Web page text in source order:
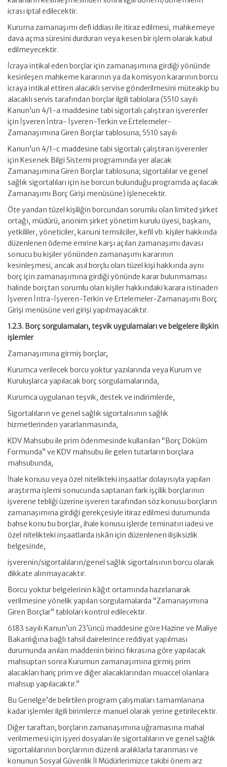
icrası iptal edilecektir.
Kuruma zamanaşımı defi iddiası ile itiraz edilmesi, mahkemeye
dava açma süresini durduran veya kesen bir işlem olarak kabul
edilmeyecektir.
İcraya intikal eden borçlar için zamanaşımına girdiği yönünde
kesinleşen mahkeme kararının ya da komisyon kararının borcu
icraya intikal ettiren alacaklı servise gönderilmesini müteakip bu
alacaklı servis tarafından borçlar ilgili tablolara (5510 sayılı
Kanun’un 4/1-a maddesine tabi sigortalı çalıştıran işverenler
için İşveren İntra- İşveren-Terkin ve Ertelemeler-
Zamanaşımına Giren Borçlar tablosuna; 5510 sayılı
Kanun’un 4/1-c maddesine tabi sigortalı çalıştıran işverenler
için Kesenek Bilgi Sistemi programında yer alacak
Zamanaşımına Giren Borçlar tablosuna; sigortalılar ve genel
sağlık sigortalıları için ise borcun bulunduğu programda açılacak
Zamanaşımı Borç Girişi menüsüne) işlenecektir.
Öte yandan tüzel kişiliğin borcundan sorumlu olan limited şirket
ortağı, müdürü, anonim şirket yönetim kurulu üyesi, başkanı,
yetkililer, yöneticiler, kanuni temsilciler, kefil vb. kişiler hakkında
düzenlenen ödeme emrine karşı açılan zamanaşımı davası
sonucu bu kişiler yönünden zamanaşımı kararının
kesinleşmesi, ancak asıl borçlu olan tüzel kişi hakkında aynı
borç için zamanaşımına girdiği yönünde karar bulunmaması
halinde borçtan sorumlu olan kişiler hakkındaki karara istinaden
İşveren İntra-İşveren-Terkin ve Ertelemeler-Zamanaşımı Borç
Girişi menüsüne veri girişi yapılmayacaktır.
1.2.3. Borç sorgulamaları, teşvik uygulamaları ve belgelere ilişkin
işlemler
Zamanaşımına girmiş borçlar;
Kurumca verilecek borcu yoktur yazılarında veya Kurum ve
Kuruluşlarca yapılacak borç sorgulamalarında,
Kurumca uygulanan teşvik, destek ve indirimlerde,
Sigortalıların ve genel sağlık sigortalısının sağlık
hizmetlerinden yararlanmasında,
KDV Mahsubu ile prim ödenmesinde kullanılan “Borç Döküm
Formunda” ve KDV mahsubu ile gelen tutarların borçlara
mahsubunda,
İhale konusu veya özel nitelikteki inşaatlar dolayısıyla yapılan
araştırma işlemi sonucunda saptanan fark işçilik borçlarının
işverene tebliği üzerine işveren tarafından söz konusu borçların
zamanaşımına girdiği gerekçesiyle itiraz edilmesi durumunda
bahse konu bu borçlar, ihale konusu işlerde teminatın iadesi ve
özel nitelikteki inşaatlarda iskân için düzenlenen ilişiksizlik
belgesinde,
işverenin/sigortalıların/genel sağlık sigortalısının borcu olarak
dikkate alınmayacaktır.
Borcu yoktur belgelerinin kâğıt ortamında hazırlanarak
verilmesine yönelik yapılan sorgulamalarda “Zamanaşımına
Giren Borçlar” tabloları kontrol edilecektir.
6183 sayılı Kanun’un 23’üncü maddesine göre Hazine ve Maliye
Bakanlığına bağlı tahsil dairelerince reddiyat yapılması
durumunda anılan maddenin birinci fıkrasına göre yapılacak
mahsuptan sonra Kurumun zamanaşımına girmiş prim
alacakları hariç prim ve diğer alacaklarından muaccel olanlara
mahsup yapılacaktır.”
Bu Genelge’de belirtilen program çalışmaları tamamlanana
kadar işlemler ilgili birimlerce manuel olarak yerine getirilecektir.
Diğer taraftan, borçların zamanaşımına uğramasına mahal
verilmemesi için işyeri dosyaları ile sigortalıların ve genel sağlık
sigortalılarının borçlarının düzenli aralıklarla taranması ve
konunun Sosyal Güvenlik İl Müdürlerimizce takibi önem arz